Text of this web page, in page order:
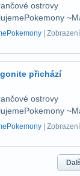
ostrovy
|
přichází
ostrovy
|